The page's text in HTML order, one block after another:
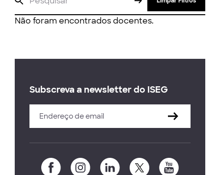
Não foram encontrados docentes.
Subscreva a newsletter do ISEG